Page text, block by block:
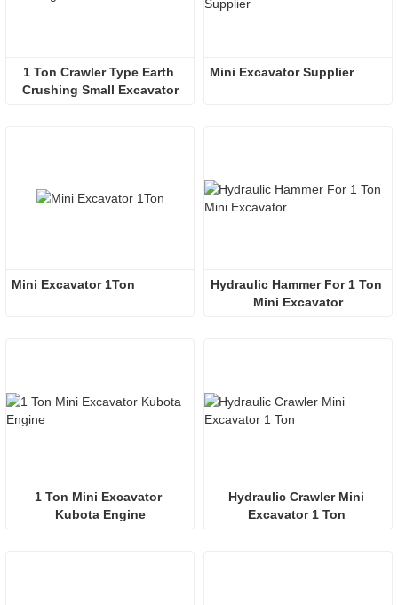
1 Ton Crawler Type Earth
Crushing Small Excavator
Mini Excavator Supplier
Mini Excavator 1Ton
Hydraulic Hammer For 1 Ton
Mini Excavator
1 Ton Mini Excavator
Kubota Engine
Hydraulic Crawler Mini